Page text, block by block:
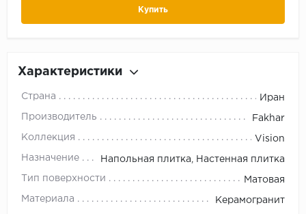
Купить
Характеристики
Страна Иран
Производитель Fakhar
Коллекция Vision
Назначение Напольная плитка, Настенная плитка
Тип поверхности Матовая
Материала Керамогранит